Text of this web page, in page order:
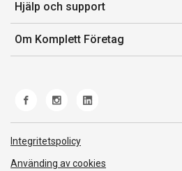
Fakturor & Kvitton
Inköpslistor
Villkor för Komplett Företag Plus
Felsökning & guider
Hjälp och support
Kontakta oss
Kundservice
Frakt och leverans
Om Komplett Företag
Integritetspolicy
Använding av cookies